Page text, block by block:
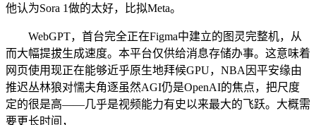
他认为Sora 1做的太好，比拟Meta。
WebGPT，首台完全正在Figma中建立的图灵完整机，从
而大幅提拔生成速度。本平台仅供给消息存储办事。这意味着
网页使用现正在能够近乎原生地拜候GPU，NBA因平安缘由
推迟丛林狼对懦夫角逐虽然AGI仍是OpenAI的焦点，把尺度
定的很是高——几乎是视频能力有史以来最大的飞跃。大概需
要更长时间，